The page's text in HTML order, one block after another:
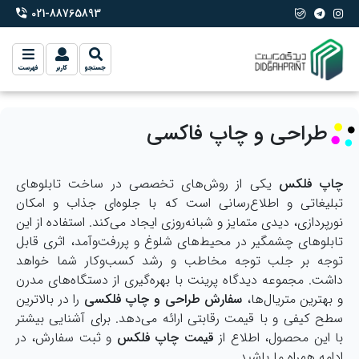
phone-2 021-88765893
جستجو کاربر فهرست
طراحی و چاپ فاکسی
چاپ فلکس یکی از روش‌های تخصصی در ساخت تابلوهای
تبلیغاتی و اطلاع‌رسانی است که با جلوه‌ای جذاب و امکان
نورپردازی، دیدی متمایز و شبانه‌روزی ایجاد می‌کند. استفاده از این
تابلوهای چشمگیر در محیط‌های شلوغ و پررفت‌وآمد، اثری قابل
توجه بر جلب توجه مخاطب و رشد کسب‌وکار شما خواهد
داشت. مجموعه دیدگاه پرینت با بهره‌گیری از دستگاه‌های مدرن
و بهترین متریال‌ها، سفارش طراحی و چاپ فلکسی را در بالاترین
سطح کیفی و با قیمت رقابتی ارائه می‌دهد. برای آشنایی بیشتر
با این محصول، اطلاع از قیمت چاپ فلکس و ثبت سفارش، در